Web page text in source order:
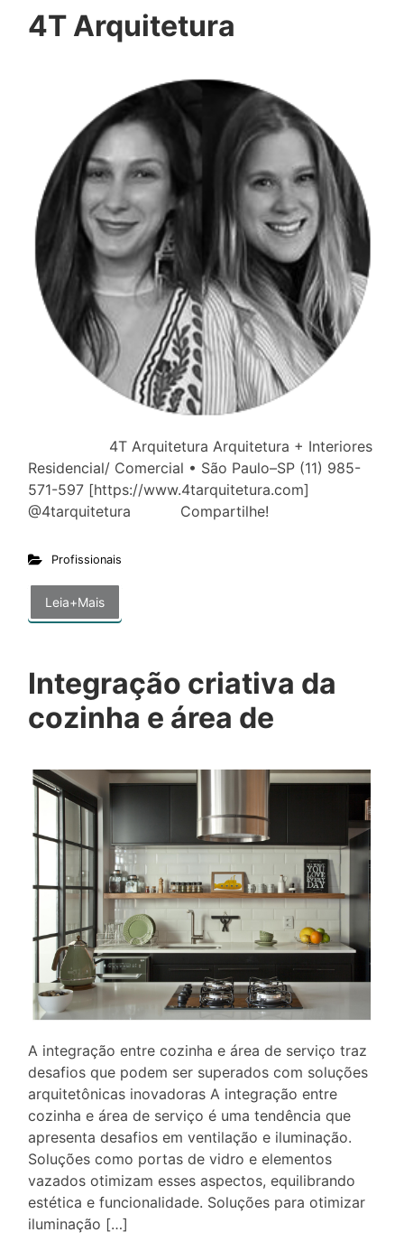
4T Arquitetura
4T Arquitetura Arquitetura + Interiores
Residencial/ Comercial • São Paulo–SP (11) 985-
571-597 [https://www.4tarquitetura.com]
@4tarquitetura Compartilhe!
Profissionais
Leia+Mais
Integração criativa da
cozinha e área de
A integração entre cozinha e área de serviço traz
desafios que podem ser superados com soluções
arquitetônicas inovadoras A integração entre
cozinha e área de serviço é uma tendência que
apresenta desafios em ventilação e iluminação.
Soluções como portas de vidro e elementos
vazados otimizam esses aspectos, equilibrando
estética e funcionalidade. Soluções para otimizar
iluminação […]